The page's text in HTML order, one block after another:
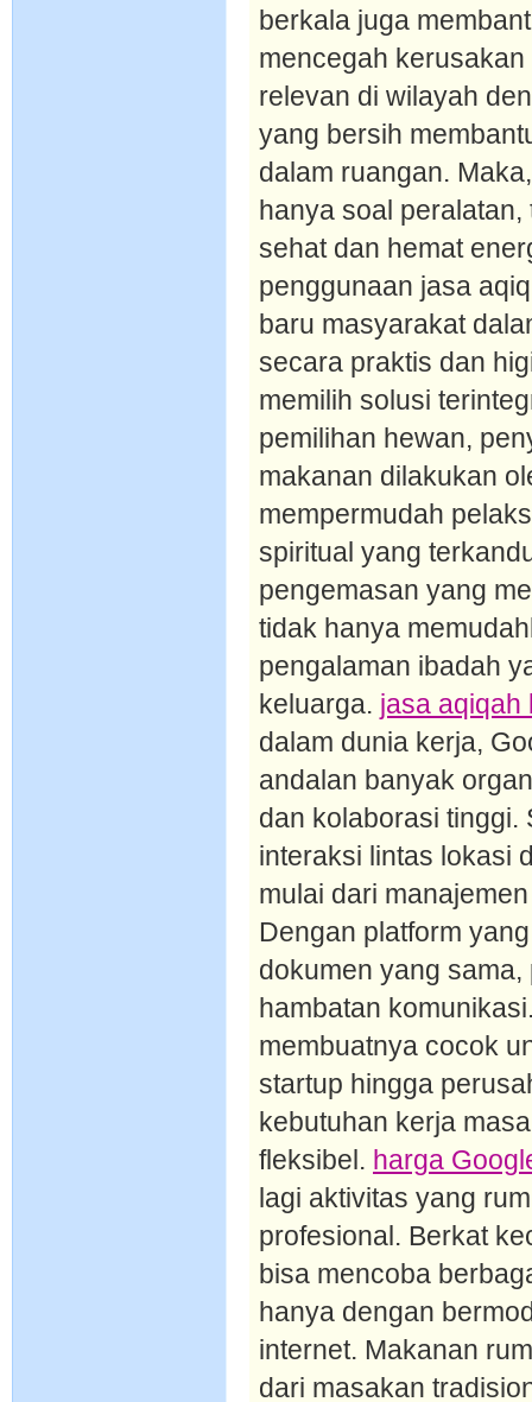
berkala juga
mencegah
relevan di wilayah
yang bersih
dalam ruangan.
hanya soal
sehat dan hemat
penggunaan jasa
baru masyarakat
secara praktis dan
memilih solusi
pemilihan hewan,
makanan dilakukan
mempermudah
spiritual yang
pengemasan yang
tidak hanya
pengalaman ibadah
keluarga. jasa aqiqah
dalam dunia kerja,
andalan banyak
dan kolaborasi tinggi.
interaksi lintas lokasi
mulai dari
Dengan platform
dokumen yang
hambatan
membuatnya cocok
startup hingga
kebutuhan kerja
fleksibel. harga
lagi aktivitas yang
profesional. Berkat
bisa mencoba
hanya dengan
internet. Makanan
dari masakan